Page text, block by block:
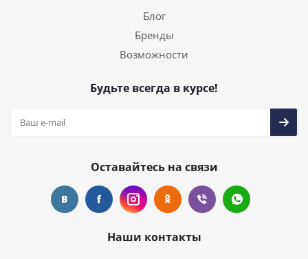
Блог
Бренды
Возможности
Будьте всегда в курсе!
Оставайтесь на связи
Наши контакты